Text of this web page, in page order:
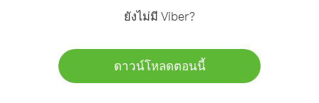
ยังไม่มี Viber?
ดาวน์โหลดตอนนี้